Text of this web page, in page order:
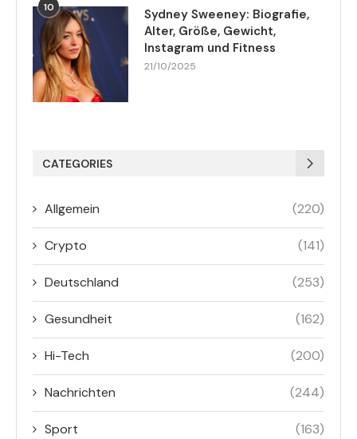
10
Sydney Sweeney: Biografie,
Alter, Größe, Gewicht,
Instagram und Fitness
21/10/2025
CATEGORIES
Allgemein (220)
Crypto (141)
Deutschland (253)
Gesundheit (162)
Hi-Tech (200)
Nachrichten (244)
Sport (163)